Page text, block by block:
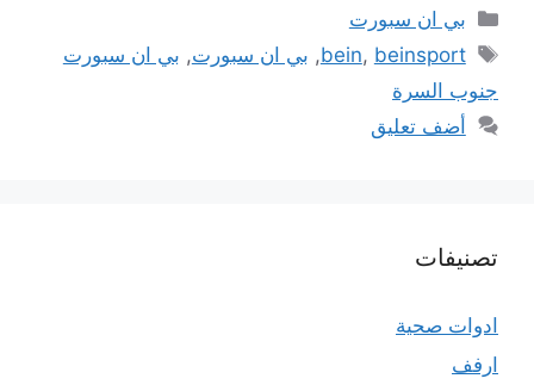
التصنيفات
بي ان سبورت
الوسوم
bein, beinsport
, بي ان سبورت, بي ان سبورت
جنوب السرة
أضف تعليق
تصنيفات
ادوات صحية
ارفف